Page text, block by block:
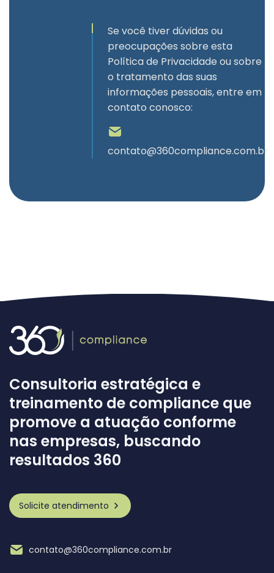
Se você tiver dúvidas ou
preocupações sobre esta
Política de Privacidade ou sobre
o tratamento das suas
informações pessoais, entre em
contato conosco:
contato@360compliance.com.br
Consultoria estratégica e
treinamento de compliance que
promove a atuação conforme
nas empresas, buscando
resultados 360
Solicite atendimento
contato@360compliance.com.br